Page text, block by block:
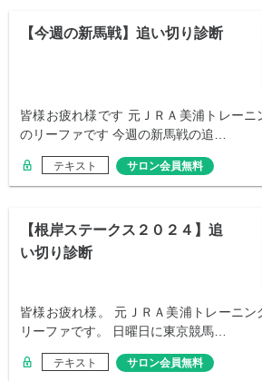
【今週の新馬戦】追い切り診断
皆様お疲れ様です 元ＪＲＡ美浦トレー
のリーファです 今週の新馬戦の追…
テキスト サロン会員無料
【根岸ステークス２０２４】追
い切り診断
皆様お疲れ様。 元ＪＲＡ美浦トレーニ
リーファです。 日曜日に東京競馬…
テキスト サロン会員無料